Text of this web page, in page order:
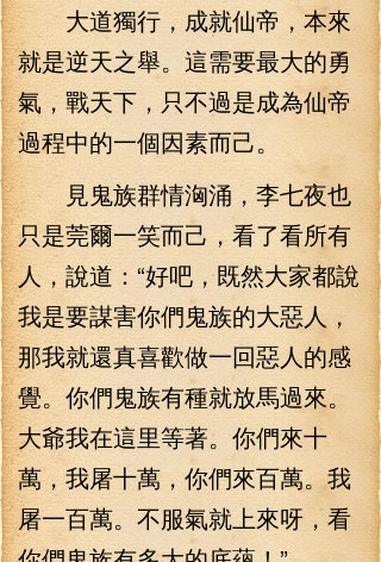
大道獨行，成就仙帝，本來
就是逆天之舉。這需要最大的勇
氣，戰天下，只不過是成為仙帝
過程中的一個因素而己。
見鬼族群情洶涌，李七夜也
只是莞爾一笑而己，看了看所有
人，說道：“好吧，既然大家都說
我是要謀害你們鬼族的大惡人，
那我就還真喜歡做一回惡人的感
覺。你們鬼族有種就放馬過來。
大爺我在這里等著。你們來十
萬，我屠十萬，你們來百萬。我
屠一百萬。不服氣就上來呀，看